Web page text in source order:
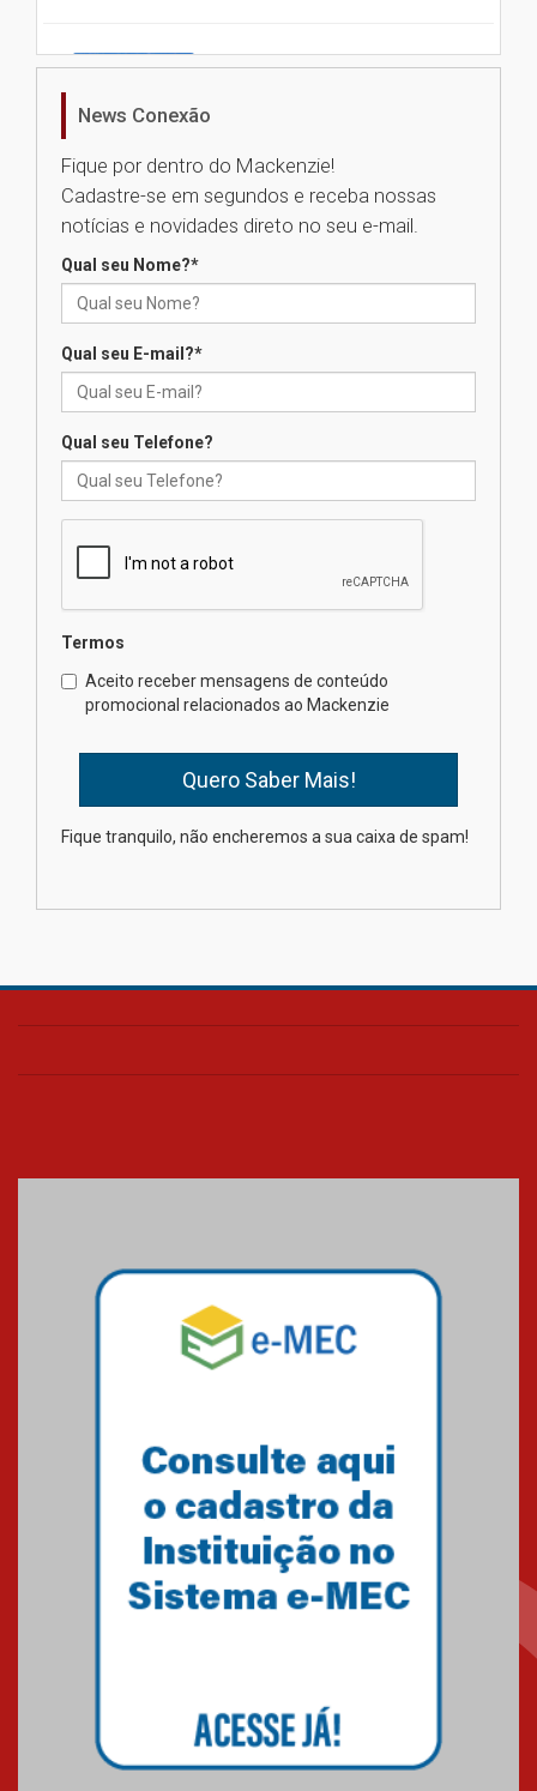
Universidade Mackenzie
Seminário discute desafios
das novas tecnologias em
calouros do segundo semestre
Brasília prepara seus
mesmo do Ensino Médio
Como os pais podem investir
na educação dos filhos além da
escola
Transformadora reúne
News Conexão
Fique por dentro do Mackenzie!
Cadastre-se em segundos e receba nossas
notícias e novidades direto no seu e-mail.
Qual seu Nome?*
Qual seu E-mail?*
Qual seu Telefone?
Termos
Aceito receber mensagens de conteúdo
promocional relacionados ao Mackenzie
Fique tranquilo, não encheremos a sua caixa de spam!